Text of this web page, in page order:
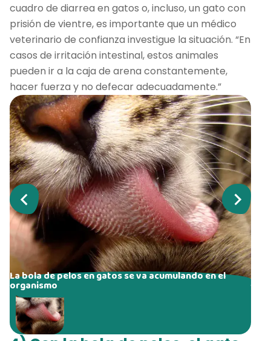
cuadro de diarrea en gatos o, incluso, un gato con
prisión de vientre, es importante que un médico
veterinario de confianza investigue la situación. “En
casos de irritación intestinal, estos animales
pueden ir a la caja de arena constantemente,
hacer fuerza y no defecar adecuadamente.”
La bola de pelos en gatos se va acumulando en el
organismo